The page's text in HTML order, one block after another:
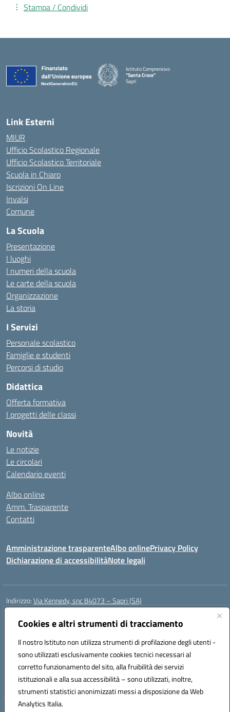
Cookies e altri strumenti di tracciamento
Il nostro Istituto non utilizza strumenti di profilazione degli utenti -
sono utilizzati esclusivamente cookies tecnici necessari al
corretto funzionamento del sito, alla fruibilità dei servizi
istituzionali e alla sua accessibilità – sono utilizzati, inoltre,
strumenti statistici anonimizzati messi a disposizione da Web
Analytics Italia.
Stampa / Condividi
Istituto Comprensivo
"Santa Croce"
Sapri
— Visita la pagina iniziale della scuola
Link Esterni
MIUR
Ufficio Scolastico Regionale
Ufficio Scolastico Territoriale
Scuola in Chiaro
Iscrizioni On Line
Invalsi
Comune
La Scuola
Presentazione
I luoghi
I numeri della scuola
Le carte della scuola
Organizzazione
La storia
I Servizi
Personale scolastico
Famiglie e studenti
Percorsi di studio
Didattica
Offerta formativa
I progetti delle classi
Novità
Le notizie
Le circolari
Calendario eventi
Albo online
Amm. Trasparente
Contatti
Amministrazione trasparenteAlbo onlinePrivacy Policy
Dichiarazione di accessibilitàNote legali
Indirizzo:Via Kennedy, snc 84073 – Sapri (SA)
Centralino:
Posta elettronica certificata (PEC):saic878008@pec.istruzione.it
Codice fiscale: 84002700650
Codice meccanografico:SAIC878008
Codice Indice delle Pubbliche Amministrazioni (IPA): istsc_saic878008
Codice unico di fatturazione (CUF): UFYPHY